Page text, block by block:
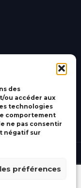
des
ou accéder aux
technologies
comportement
ne pas consentir
négatif sur
préférences